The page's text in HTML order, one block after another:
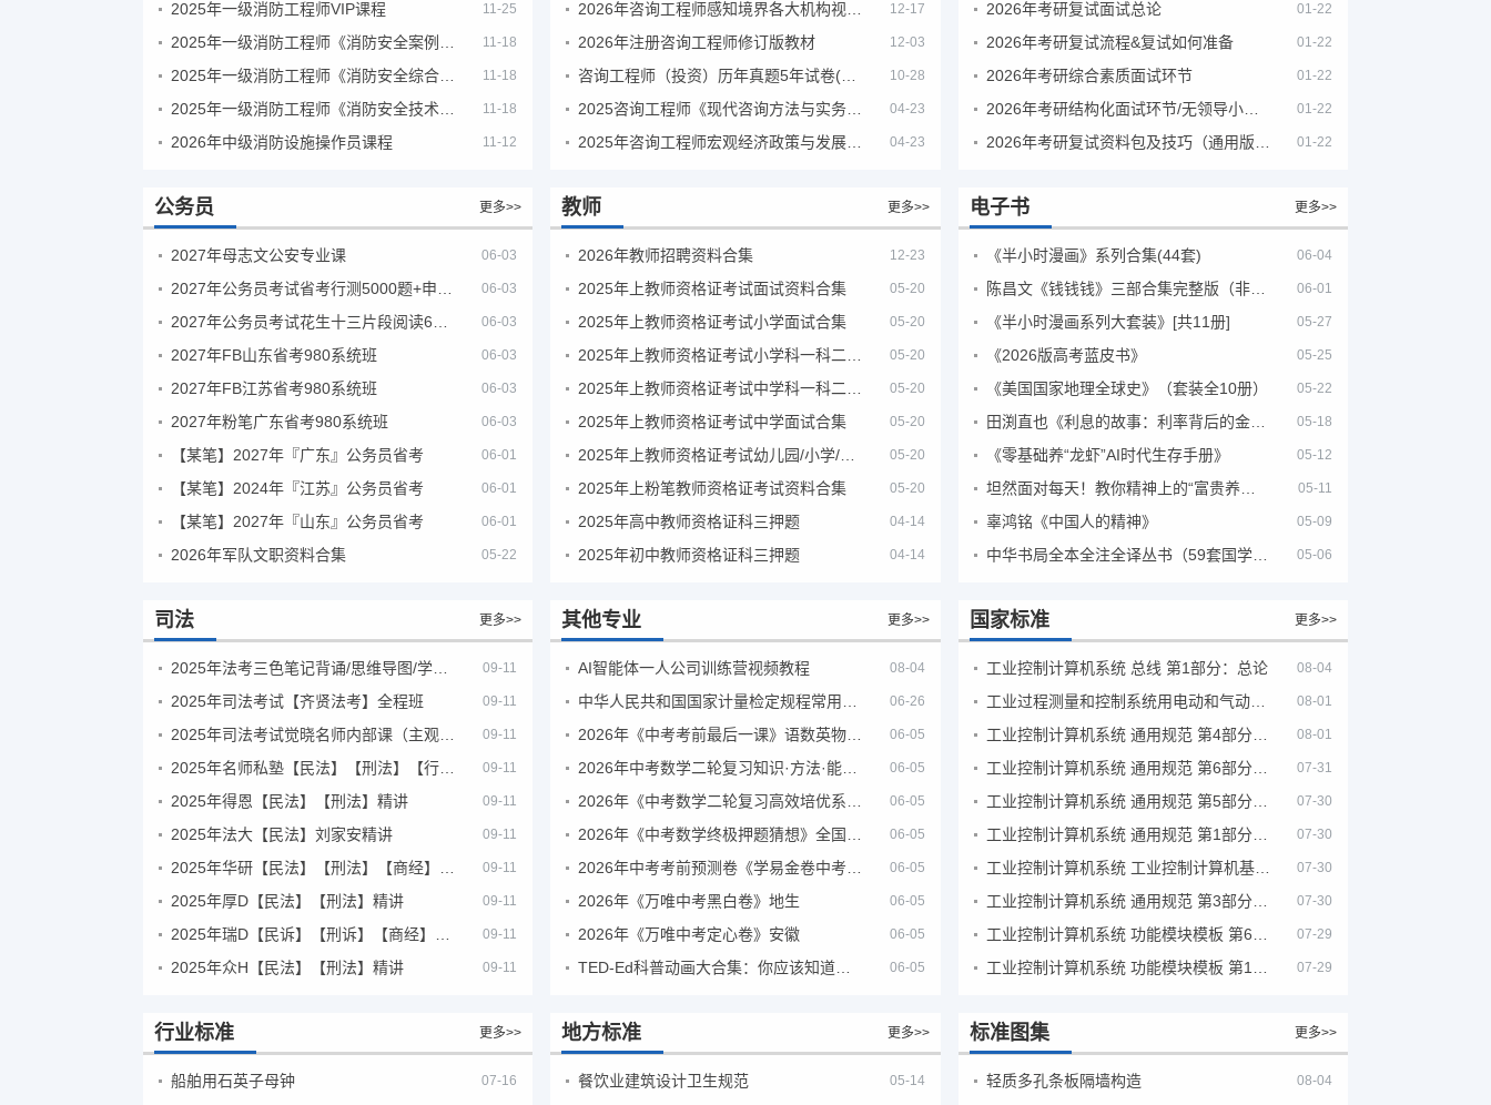
2025年一级消防工程师VIP课程 11-25
11-18
11-18
11-18
2026年中级消防设施操作员课程 11-12
12-17
2026年注册咨询工程师修订版教材 12-03
10-28
04-23
04-23
2026年考研复试面试总论 01-22
2026年考研复试流程&复试如何准备 01-22
2026年考研综合素质面试环节 01-22
2026年考研结构化面试环节/无领导小组面试环节/面试技巧及简历书写 01-22
01-22
公务员 更多>>
2027年母志文公安专业课 06-03
06-03
06-03
2027年FB山东省考980系统班 06-03
2027年FB江苏省考980系统班 06-03
2027年粉笔广东省考980系统班 06-03
【某笔】2027年『广东』公务员省考 06-01
【某笔】2024年『江苏』公务员省考 06-01
【某笔】2027年『山东』公务员省考 06-01
2026年军队文职资料合集 05-22
教师 更多>>
2026年教师招聘资料合集 12-23
2025年上教师资格证考试面试资料合集 05-20
2025年上教师资格证考试小学面试合集 05-20
05-20
05-20
2025年上教师资格证考试中学面试合集 05-20
05-20
2025年上粉笔教师资格证考试资料合集 05-20
2025年高中教师资格证科三押题 04-14
2025年初中教师资格证科三押题 04-14
电子书 更多>>
《半小时漫画》系列合集(44套) 06-04
陈昌文《钱钱钱》三部合集完整版（非出版书籍） 06-01
《半小时漫画系列大套装》[共11册] 05-27
《2026版高考蓝皮书》 05-25
《美国国家地理全球史》（套装全10册） 05-22
田渕直也《利息的故事：利率背后的金融世界》 05-18
《零基础养“龙虾”AI时代生存手册》 05-12
05-11
辜鸿铭《中国人的精神》 05-09
中华书局全本全注全译丛书（59套国学经典） 05-06
司法 更多>>
09-11
2025年司法考试【齐贤法考】全程班 09-11
09-11
09-11
2025年得恩【民法】【刑法】精讲 09-11
2025年法大【民法】刘家安精讲 09-11
09-11
2025年厚D【民法】【刑法】精讲 09-11
09-11
2025年众H【民法】【刑法】精讲 09-11
其他专业 更多>>
AI智能体一人公司训练营视频教程 08-04
06-26
06-05
06-05
06-05
06-05
06-05
2026年《万唯中考黑白卷》地生 06-05
2026年《万唯中考定心卷》安徽 06-05
06-05
国家标准 更多>>
工业控制计算机系统 总线 第1部分：总论 08-04
工业过程测量和控制系统用电动和气动模拟计算器性能评定方法 08-01
08-01
07-31
07-30
07-30
工业控制计算机系统 工业控制计算机基本平台 第2部分：性能评定方法 07-30
07-30
07-29
07-29
行业标准 更多>>
船舶用石英子母钟 07-16
地方标准 更多>>
餐饮业建筑设计卫生规范 05-14
标准图集 更多>>
轻质多孔条板隔墙构造 08-04